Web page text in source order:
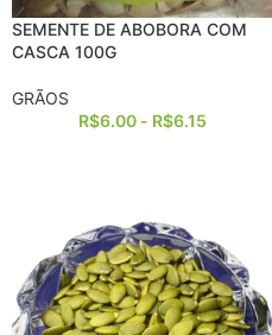
SEMENTE DE ABOBORA COM
CASCA 100G
GRÃOS
R$6.00- R$6.15